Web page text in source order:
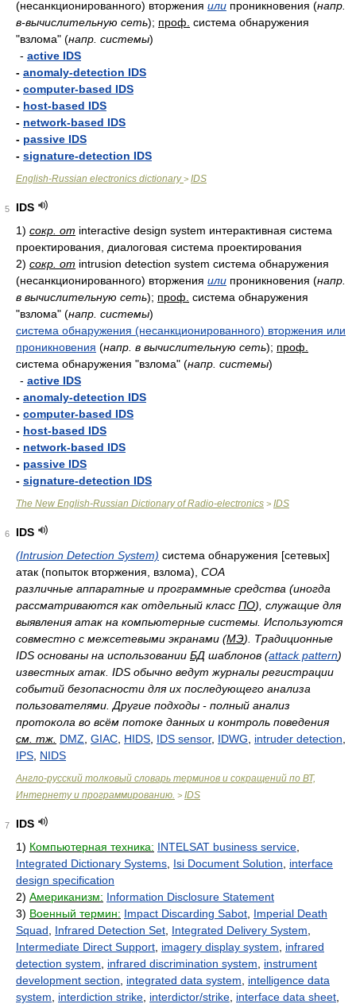
(несанкционированного) вторжения или проникновения (напр.
в-вычислительную сеть); проф. система обнаружения
"взлома" (напр. системы)
- active IDS
- anomaly-detection IDS
- computer-based IDS
- host-based IDS
- network-based IDS
- passive IDS
- signature-detection IDS
English-Russian electronics dictionary> IDS
5
IDS
1) сокр. от interactive design system интерактивная система
проектирования, диалоговая система проектирования
2) сокр. от intrusion detection system система обнаружения
(несанкционированного) вторжения или проникновения (напр.
в вычислительную сеть); проф. система обнаружения
"взлома" (напр. системы)
система обнаружения (несанкционированного) вторжения или
проникновения (напр. в вычислительную сеть); проф.
система обнаружения "взлома" (напр. системы)
- active IDS
- anomaly-detection IDS
- computer-based IDS
- host-based IDS
- network-based IDS
- passive IDS
- signature-detection IDS
The New English-Russian Dictionary of Radio-electronics > IDS
6
IDS
(Intrusion Detection System) система обнаружения [сетевых]
атак (попыток вторжения, взлома), COA
различные аппаратные и программные средства (иногда
рассматриваются как отдельный класс ПО), служащие для
выявления атак на компьютерные системы. Используются
совместно с межсетевыми экранами (МЭ). Традиционные
IDS основаны на использовании БД шаблонов (attack pattern)
известных атак. IDS обычно ведут журналы регистрации
событий безопасности для их последующего анализа
пользователями. Другие подходы - полный анализ
протокола во всём потоке данных и контроль поведения
см. тж. DMZ GIAC HIDS IDS sensor, IDWG intruder detection
IPS NIDS
Англо-русский толковый словарь терминов и сокращений по ВТ,
Интернету и программированию. > IDS
7
IDS
1) Компьютерная техника: INTELSAT business service
Integrated Dictionary Systems Isi Document Solution
interface
design specification
2) Американизм: Information Disclosure Statement
3) Военный термин: Impact Discarding Sabot Imperial Death
Squad
Infrared Detection Set Integrated Delivery System
Intermediate Direct Support imagery display system
infrared
detection system
infrared discrimination system
instrument
development section
integrated data system
intelligence data
system
interdiction strike interdictor/strike interface data sheet